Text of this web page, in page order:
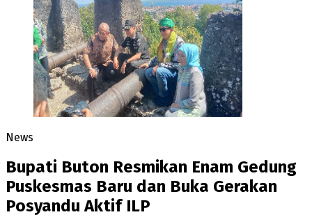
News
Bupati Buton Resmikan Enam Gedung
Puskesmas Baru dan Buka Gerakan
Posyandu Aktif ILP